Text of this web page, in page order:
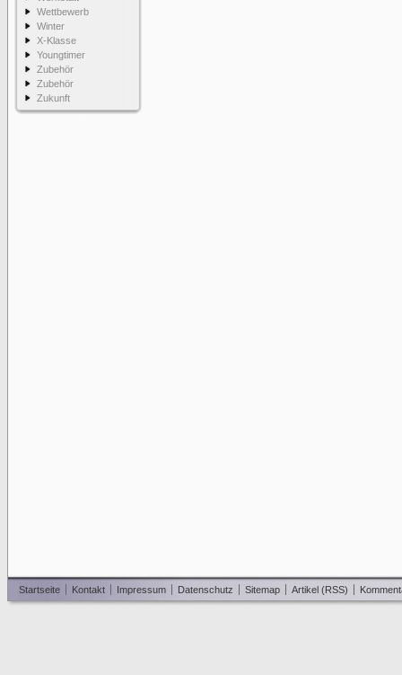
Wettbewerb
Winter
X-Klasse
Youngtimer
Zubehör
Zubehör
Zukunft
Startseite Kontakt Impressum Datenschutz Sitemap Artikel (RSS)